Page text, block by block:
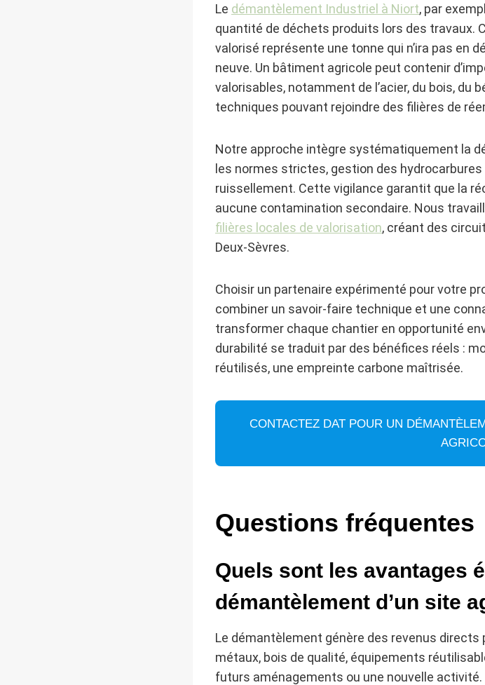
Le démantèlement Industriel à Niort, par
quantité de déchets produits lors des travaux.
valorisé représente une tonne qui n’ira pas en
neuve. Un bâtiment agricole peut contenir
valorisables, notamment de l’acier, du bois,
techniques pouvant rejoindre des filières de
Notre approche intègre systématiquement la
les normes strictes, gestion des
ruissellement. Cette vigilance garantit que la
aucune contamination secondaire. Nous
filières locales de valorisation, créant des
Deux-Sèvres.
Choisir un partenaire expérimenté pour votre
combiner un savoir-faire technique et une
transformer chaque chantier en opportunité
durabilité se traduit par des bénéfices réels :
réutilisés, une empreinte carbone maîtrisée.
CONTACTEZ DAT POUR UN
Questions fréquentes
Quels sont les avantages
démantèlement d’un site
Le démantèlement génère des revenus
métaux, bois de qualité, équipements
futurs aménagements ou une nouvelle